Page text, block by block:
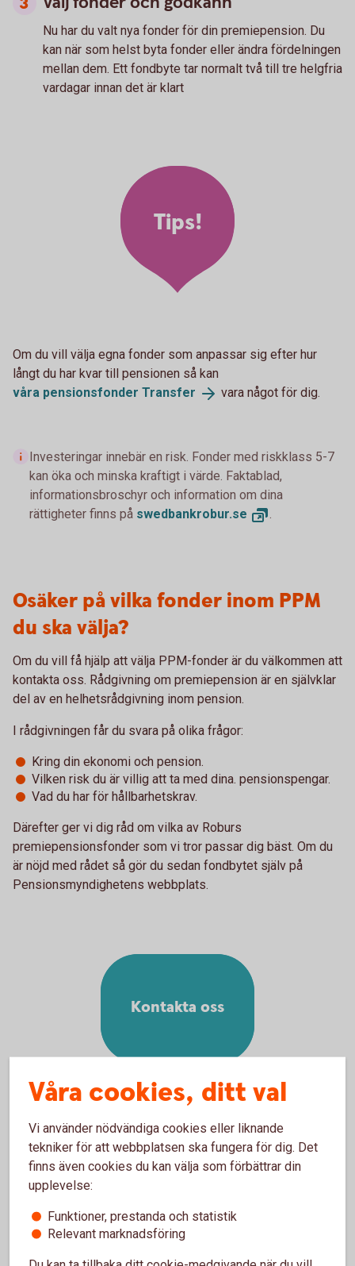
Nu har du valt nya fonder för din premiepension. Du
kan när som helst byta fonder eller ändra fördelningen
mellan dem. Ett fondbyte tar normalt två till tre helgfria
vardagar innan det är klart
Tips!
Om du vill välja egna fonder som anpassar sig efter hur
långt du har kvar till pensionen så kan
våra pensionsfonder Transfer vara något för dig.
Investeringar innebär en risk. Fonder med riskklass 5-7
kan öka och minska kraftigt i värde. Faktablad,
informationsbroschyr och information om dina
rättigheter finns på swedbankrobur.se
Osäker på vilka fonder inom PPM
du ska välja?
Om du vill få hjälp att välja PPM-fonder är du välkommen att
kontakta oss. Rådgivning om premiepension är en självklar
del av en helhetsrådgivning inom pension.
I rådgivningen får du svara på olika frågor:
Kring din ekonomi och pension.
Vilken risk du är villig att ta med dina. pensionspengar.
Vad du har för hållbarhetskrav.
Därefter ger vi dig råd om vilka av Roburs
premiepensionsfonder som vi tror passar dig bäst. Om du
är nöjd med rådet så gör du sedan fondbytet själv på
Pensionsmyndighetens webbplats.
Kontakta oss
Rådgivning på telefon
Pensionsrådgivning på 0240-59 10 00
Rådgivning på kontor
Våra cookies, ditt val
Vi använder nödvändiga cookies eller liknande
tekniker för att webbplatsen ska fungera för dig. Det
finns även cookies du kan välja som förbättrar din
upplevelse:
Funktioner, prestanda och statistik
Relevant marknadsföring